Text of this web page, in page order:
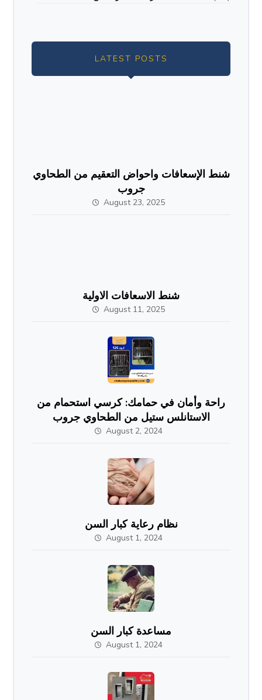
LATEST POSTS
شنط الإسعافات واحواض التعقيم من الطحاوي
جروب
August 23, 2025
شنط الاسعافات الاولية
August 11, 2025
راحة وأمان في حمامك: كرسي استحمام من
الاستانلس ستيل من الطحاوي جروب
August 2, 2024
نظام رعاية كبار السن
August 1, 2024
مساعدة كبار السن
August 1, 2024